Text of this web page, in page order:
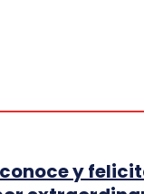
y